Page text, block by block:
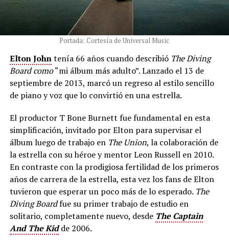
Portada: Cortesía de Universal Music
Elton Johntenía 66 años cuando describió The Diving
Board como“mi álbum más adulto”. Lanzado el 13 de
septiembre de 2013, marcó un regreso al estilo sencillo
de piano y voz que lo convirtió en una estrella.
El productor T Bone Burnett fue fundamental en esta
simplificación, invitado por Elton para supervisar el
álbum luego de trabajo en The Union, la colaboración de
la estrella con su héroe y mentor Leon Russell en 2010.
En contraste con la prodigiosa fertilidad de los primeros
años de carrera de la estrella, esta vez los fans de Elton
tuvieron que esperar un poco más de lo esperado. The
Diving Boardfue su primer trabajo de estudio en
solitario, completamente nuevo, desde The Captain
And The Kidde 2006.